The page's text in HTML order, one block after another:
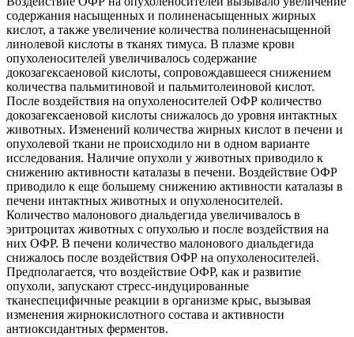
содержания насыщенных и полиненасыщенных жирных
кислот, а также увеличение количества полиненасыщенной
линолевой кислоты в тканях тимуса. В плазме крови
опухоленосителей увеличивалось содержание
докозагексаеновой кислоты, сопровождавшееся снижением
количества пальмитиновой и пальмитолеиновой кислот.
После воздействия на опухоленосителей ОФР количество
докозагексаеновой кислоты снижалось до уровня интактных
животных. Изменений количества жирных кислот в печени и
опухолевой ткани не происходило ни в одном варианте
исследования. Наличие опухоли у животных приводило к
снижению активности каталазы в печени. Воздействие ОФР
приводило к еще большему снижению активности каталазы в
печени интактных животных и опухоленосителей.
Количество малонового диальдегида увеличивалось в
эритроцитах животных с опухолью и после воздействия на
них ОФР. В печени количество малонового диальдегида
снижалось после воздействия ОФР на опухоленосителей.
Предполагается, что воздействие ОФР, как и развитие
опухоли, запускают стресс-индуцированные
тканеспецифичные реакции в организме крыс, вызывая
изменения жирнокислотного состава и активности
антиоксидантных ферментов.